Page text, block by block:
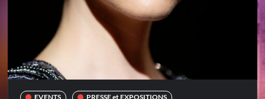
EVENTS
PRESSE et EXPOSITIONS